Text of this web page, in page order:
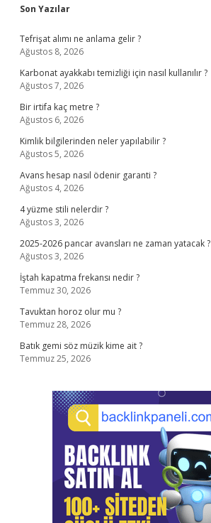
Sidebar
Son Yazılar
Tefrişat alımı ne anlama gelir ?
Ağustos 8, 2026
Karbonat ayakkabı temizliği için nasıl kullanılır ?
Ağustos 7, 2026
Bir irtifa kaç metre ?
Ağustos 6, 2026
Kimlik bilgilerinden neler yapılabilir ?
Ağustos 5, 2026
Avans hesap nasıl ödenir garanti ?
Ağustos 4, 2026
4 yüzme stili nelerdir ?
Ağustos 3, 2026
2025-2026 pancar avansları ne zaman yatacak ?
Ağustos 3, 2026
İştah kapatma frekansı nedir ?
Temmuz 30, 2026
Tavuktan horoz olur mu ?
Temmuz 28, 2026
Batık gemi söz müzik kime ait ?
Temmuz 25, 2026